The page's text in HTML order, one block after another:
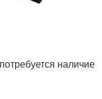
наличие